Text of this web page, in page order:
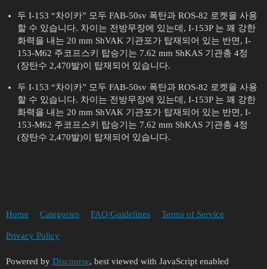
두 I-153 “차이카” 모두 FAB-50sv 폭탄과 ROS-82 로켓을 사용
할 수 있습니다. 차이는 전방무장에 있는데, I-153P 는 꽤 강한
화력을 내는 20 mm ShVAK 기관포가 탑재되어 있는 반면, I-
153-M62 주코프스키 탑승기는 7.62 mm ShKAS 기관총 4정
(장탄수 2,470발)이 탑재되어 있습니다.
두 I-153 “차이카” 모두 FAB-50sv 폭탄과 ROS-82 로켓을 사용
할 수 있습니다. 차이는 전방무장에 있는데, I-153P 는 꽤 강한
화력을 내는 20 mm ShVAK 기관포가 탑재되어 있는 반면, I-
153-M62 주코프스키 탑승기는 7.62 mm ShKAS 기관총 4정
(장탄수 2,470발)이 탑재되어 있습니다.
Home Categories FAQ/Guidelines Terms of Service
Privacy Policy
Powered by Discourse, best viewed with JavaScript enabled